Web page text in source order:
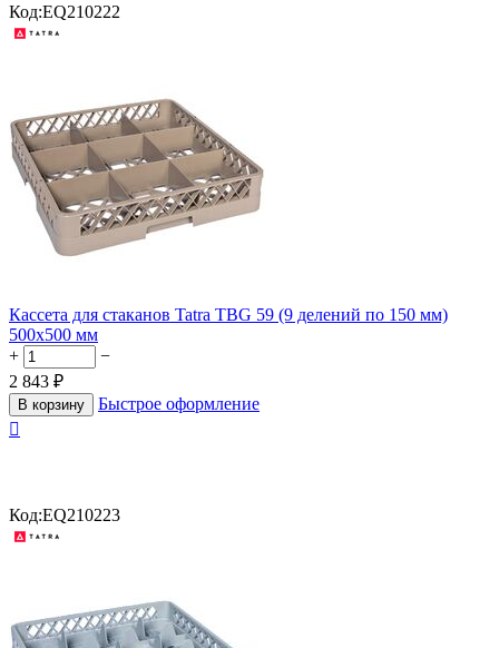
Код:EQ210222
Кассета для стаканов Tatra TBG 59 (9 делений по 150 мм)
500х500 мм
+
−
2 843 ₽
В корзину
Быстрое оформление

Код:EQ210223